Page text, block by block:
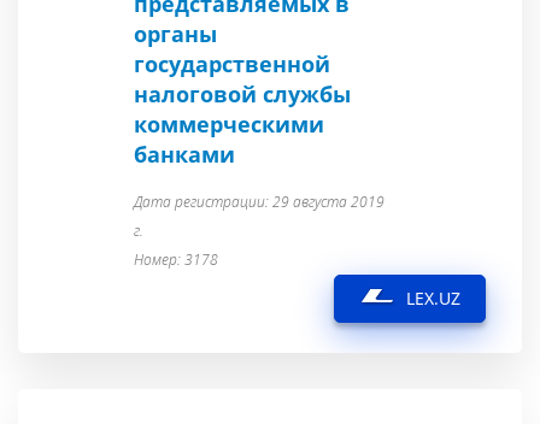
органы
государственной
налоговой службы
коммерческими
банками
Дата регистрации: 29 августа 2019
г.
Номер: 3178
LEX.UZ